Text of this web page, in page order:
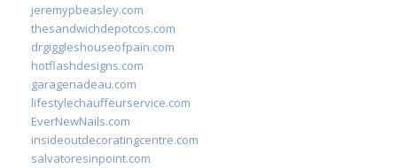
jeremypbeasley.com
thesandwichdepotcos.com
drgiggleshouseofpain.com
hotflashdesigns.com
garagenadeau.com
lifestylechauffeurservice.com
EverNewNails.com
insideoutdecoratingcentre.com
salvatoresinpoint.com